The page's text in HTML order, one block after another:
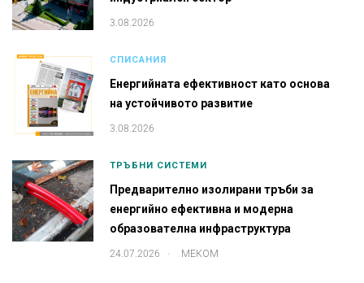
3.08.2026
СПИСАНИЯ
Енергийната ефективност като основа
на устойчивото развитие
3.08.2026
ТРЪБНИ СИСТЕМИ
Предварително изолирани тръби за
енергийно ефективна и модерна
образователна инфраструктура
24.07.2026 . МЕКОМ